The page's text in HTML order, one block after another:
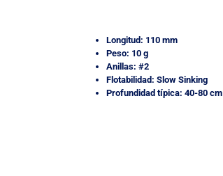
Longitud: 110 mm
Peso: 10 g
Anillas: #2
Flotabilidad: Slow Sinking
Profundidad típica: 40-80 cm